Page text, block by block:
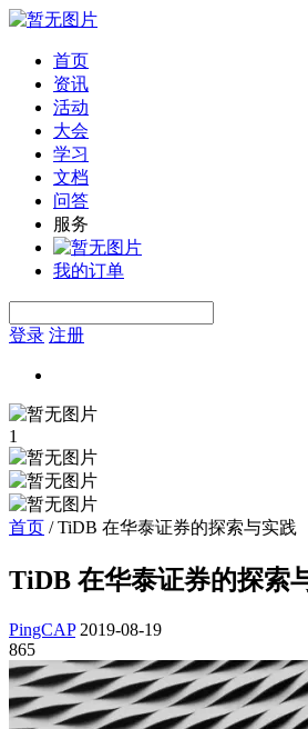
首页
资讯
活动
大会
学习
文档
问答
服务
我的订单
登录 注册
1
首页 /TiDB 在华泰证券的探索与实践
TiDB 在华泰证券的探索
PingCAP 2019-08-19
865